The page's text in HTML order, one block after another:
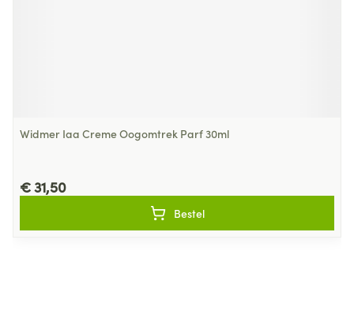
Widmer Iaa Creme Oogomtrek Parf 30ml
€ 31,50
Bestel